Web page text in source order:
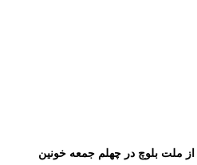
ملت بلوچ در چهلم جمعه خونین